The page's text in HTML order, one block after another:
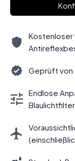
Kostenloser
Geprüft von
Endlose